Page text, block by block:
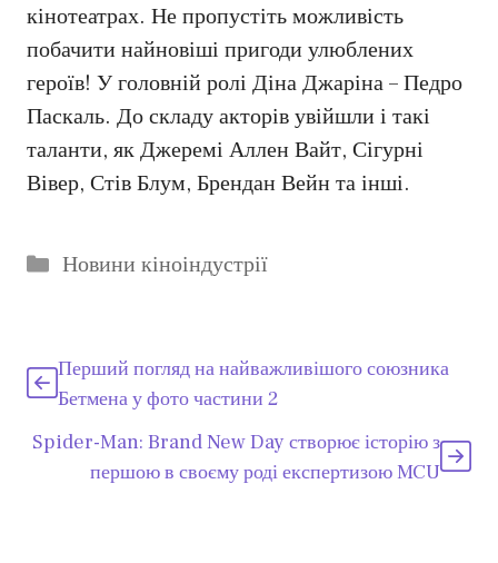
кінотеатрах. Не пропустіть можливість
побачити найновіші пригоди улюблених
героїв! У головній ролі Діна Джаріна – Педро
Паскаль. До складу акторів увійшли і такі
таланти, як Джеремі Аллен Вайт, Сігурні
Вівер, Стів Блум, Брендан Вейн та інші.
Категорії
Новини кіноіндустрії
Перший погляд на найважливішого союзника
Бетмена у фото частини 2
Spider-Man: Brand New Day створює історію з
першою в своєму роді експертизою MCU